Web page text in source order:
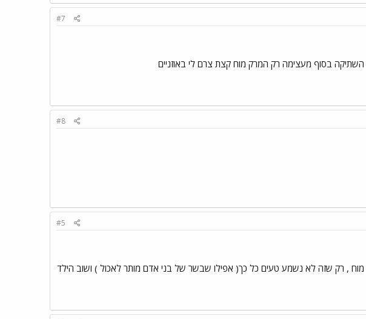
#7
השתיקה בסוף מעצימה רק המרק מוח קצת צרם לי באוזניים
#8
#5
, רק שזה לא נשמע טעים כל כך( אפילו שבשר של בני אדם מותר לאכול ) ושוב הילד